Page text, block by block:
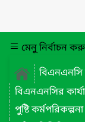
মেনু নির্বাচন
বিএনএনসি
বিএনএনসির
পুষ্টি কর্মপরিকল্পনা